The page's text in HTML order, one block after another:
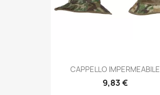
Anteprima
CAPPELLO IMPERMEABILE
9,83 €